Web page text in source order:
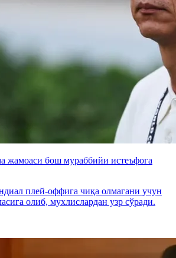
жамоаси бош мураббийи истеъфога
плей-оффига чиқа олмагани учун
олиб, мухлислардан узр сўради.